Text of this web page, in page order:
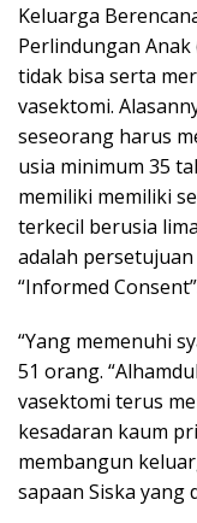
Keluarga
Perlindungan Anak
tidak bisa serta
vasektomi.
seseorang harus
usia minimum 35
memiliki memiliki
terkecil berusia
adalah
“Informed
“Yang memenuhi
51 orang.
vasektomi terus
kesadaran kaum
membangun
sapaan Siska yang